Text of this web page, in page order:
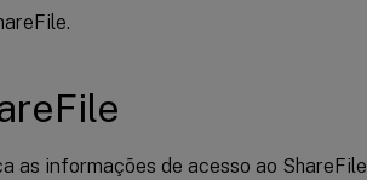
as informações de acesso ao ShareFile